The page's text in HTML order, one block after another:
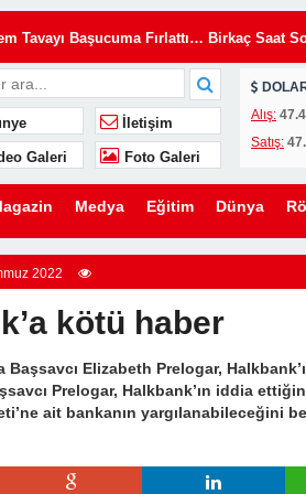
Tavayı Başucuma Fırlattı… Birkaç Saat
Kullanıyordu… Kilitleri Değiştirdim,
Yıllardır Kızını Eleştiren Bir Annenin
Düğünümden Daha Önemli Gördü… Ama
Kovduğunu Sandı… Ama O Evin
Kaldırmak İstediler… Ama Bir Gencin
Kurmak İstedi… Ama Ona Hayatının En
Yıllardır Sakladığı Gerçek Ortaya
İletişim
Galeri Foto Galeri
Alış:
Satış:
Medya Eğitim Dünya
2022
kötü haber
Elizabeth Prelogar,
Prelogar, Halkbank’ın iddia
ait bankanın yargılanabileceğini